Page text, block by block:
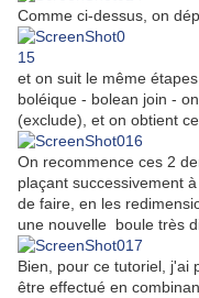
Comme ci-dessus, on
et on suit le même
boléique - bolean join -
(exclude), et on obtient
On recommence ces 2
plaçant successivement
de faire, en les
une nouvelle boule très
Bien, pour ce tutoriel, j'ai
être effectué en